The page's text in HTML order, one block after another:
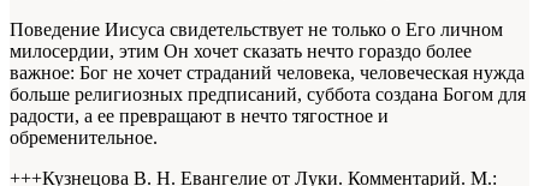
Поведение Иисуса свидетельствует не только о Его личном
милосердии, этим Он хочет сказать нечто гораздо более
важное: Бог не хочет страданий человека, человеческая нужда
больше религиозных предписаний, суббота создана Богом для
радости, а ее превращают в нечто тягостное и
обременительное.
+++Кузнецова В. Н. Евангелие от Луки. Комментарий. М.: